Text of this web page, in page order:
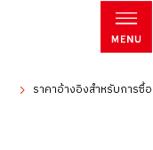
ราคาอ้างอิงสำหรับการซื้